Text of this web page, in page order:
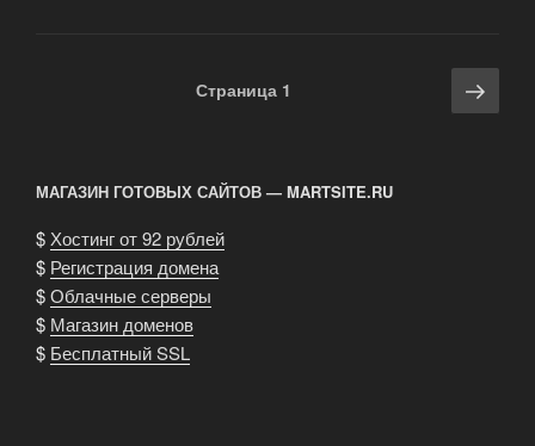
Страница 1
МАГАЗИН ГОТОВЫХ САЙТОВ — MARTSITE.RU
$ Хостинг от 92 рублей
$ Регистрация домена
$Облачные серверы
$ Магазин доменов
$ Бесплатный SSL